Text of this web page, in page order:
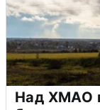
Над ХМАО